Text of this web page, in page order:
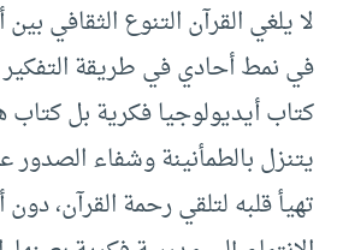
لا يلغي القرآن التنوع الثقافي
في نمط أحادي في طريقة التفكير
كتاب أيديولوجيا فكرية بل كتاب
يتنزل بالطمأنينة وشفاء الصدور
تهيأ قلبه لتلقي رحمة القرآن،